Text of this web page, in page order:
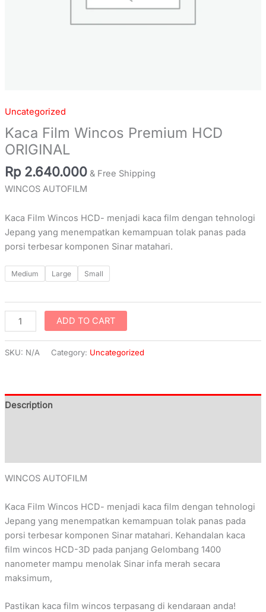
Uncategorized
Kaca Film Wincos Premium HCD
ORIGINAL
Rp 2.640.000 & Free Shipping
WINCOS AUTOFILM
Kaca Film Wincos HCD- menjadi kaca film dengan tehnologi
Jepang yang menempatkan kemampuan tolak panas pada
porsi terbesar komponen Sinar matahari.
Medium Large Small
ADD TO CART
SKU: N/A Category: Uncategorized
Description
WINCOS AUTOFILM
Kaca Film Wincos HCD- menjadi kaca film dengan tehnologi
Jepang yang menempatkan kemampuan tolak panas pada
porsi terbesar komponen Sinar matahari. Kehandalan kaca
film wincos HCD-3D pada panjang Gelombang 1400
nanometer mampu menolak Sinar infa merah secara
maksimum,
Pastikan kaca film wincos terpasang di kendaraan anda!